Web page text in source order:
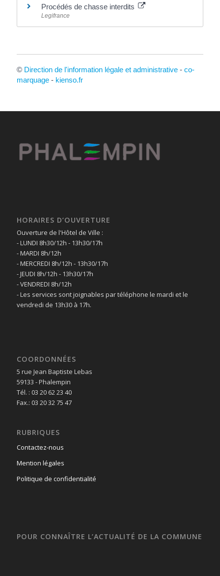
Procédés de chasse interdits
Legifrance
© Direction de l'information légale et administrative- co-
marquage- kienso.fr
HORAIRES D’OUVERTURE
Ouverture de l'Hôtel de Ville :
- LUNDI 8h30/12h - 13h30/17h
- MARDI 8h/12h
- MERCREDI 8h/12h - 13h30/17h
- JEUDI 8h/12h - 13h30/17h
- VENDREDI 8h/12h
- Les services sont joignables par téléphone le mardi et le
vendredi de 13h30 à 17h.
COORDONNÉES
5 rue Jean Baptiste Lebas
59133 - Phalempin
Tél. : 03 20 62 23 40
Fax.: 03 20 32 75 47
RUBRIQUES
Contactez-nous
Mention légales
Politique de confidentialité
POUR CONNAÎTRE L’ACTUALITÉ DE LA COMMUNE